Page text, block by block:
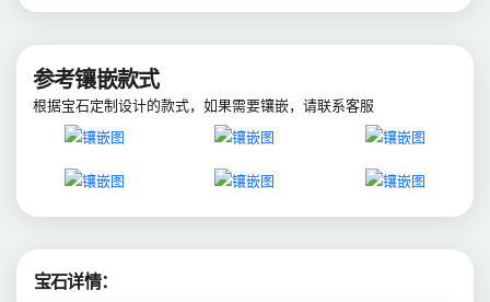
参考镶嵌款式
根据宝石定制设计的款式，如果需要镶嵌，请联系客服
宝石详情：